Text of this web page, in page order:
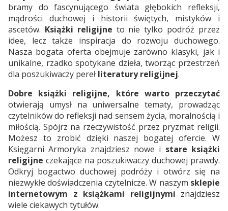
bramy do fascynującego świata głębokich refleksji,
mądrości duchowej i historii świętych, mistyków i
ascetów. Książki religijne to nie tylko podróż przez
idee, lecz także inspiracja do rozwoju duchowego.
Nasza bogata oferta obejmuje zarówno klasyki, jak i
unikalne, rzadko spotykane dzieła, tworząc przestrzeń
dla poszukiwaczy pereł literatury religijnej.
Dobre książki religijne, które warto przeczytać
otwierają umysł na uniwersalne tematy, prowadząc
czytelników do refleksji nad sensem życia, moralnością i
miłością. Spójrz na rzeczywistość przez pryzmat religii.
Możesz to zrobić dzięki naszej bogatej ofercie. W
Księgarni Armoryka znajdziesz nowe i stare książki
religijne czekające na poszukiwaczy duchowej prawdy.
Odkryj bogactwo duchowej podróży i otwórz się na
niezwykłe doświadczenia czytelnicze. W naszym sklepie
internetowym z książkami religijnymi znajdziesz
wiele ciekawych tytułów.